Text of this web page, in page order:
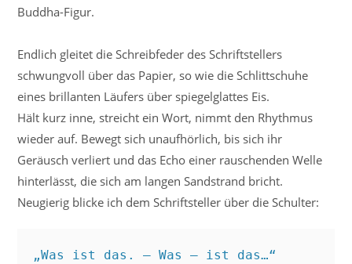
Buddha-Figur.
Endlich gleitet die Schreibfeder des Schriftstellers
schwungvoll über das Papier, so wie die Schlittschuhe
eines brillanten Läufers über spiegelglattes Eis.
Hält kurz inne, streicht ein Wort, nimmt den Rhythmus
wieder auf. Bewegt sich unaufhörlich, bis sich ihr
Geräusch verliert und das Echo einer rauschenden Welle
hinterlässt, die sich am langen Sandstrand bricht.
Neugierig blicke ich dem Schriftsteller über die Schulter:
„Was ist das. – Was – ist das…“